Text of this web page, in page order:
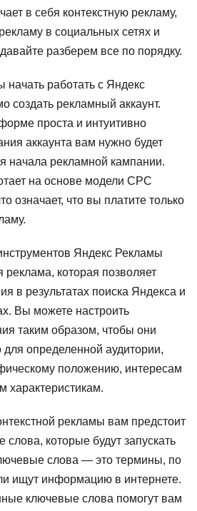
в себя контекстную рекламу,
в социальных сетях и
разберем все по порядку.
работать с Яндекс
создать рекламный аккаунт.
проста и интуитивно
аккаунта вам нужно будет
начала рекламной кампании.
на основе модели CPC
означает, что вы платите только
Яндекс Рекламы
реклама, которая позволяет
в результатах поиска Яндекса и
Вы можете настроить
таким образом, чтобы они
для определенной аудитории,
положению, интересам
характеристикам.
рекламы вам предстоит
которые будут запускать
слова — это термины, по
ищут информацию в интернете.
ключевые слова помогут вам